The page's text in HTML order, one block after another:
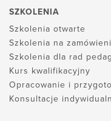
SZKOLENIA
Szkolenia otwarte
Szkolenia na
Szkolenia dla rad
Kurs kwalifikacyjny
Opracowanie i
Konsultacje